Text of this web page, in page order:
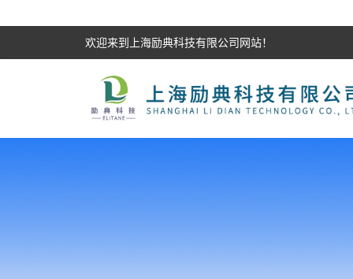
欢迎来到上海励典科技有限公司网站！